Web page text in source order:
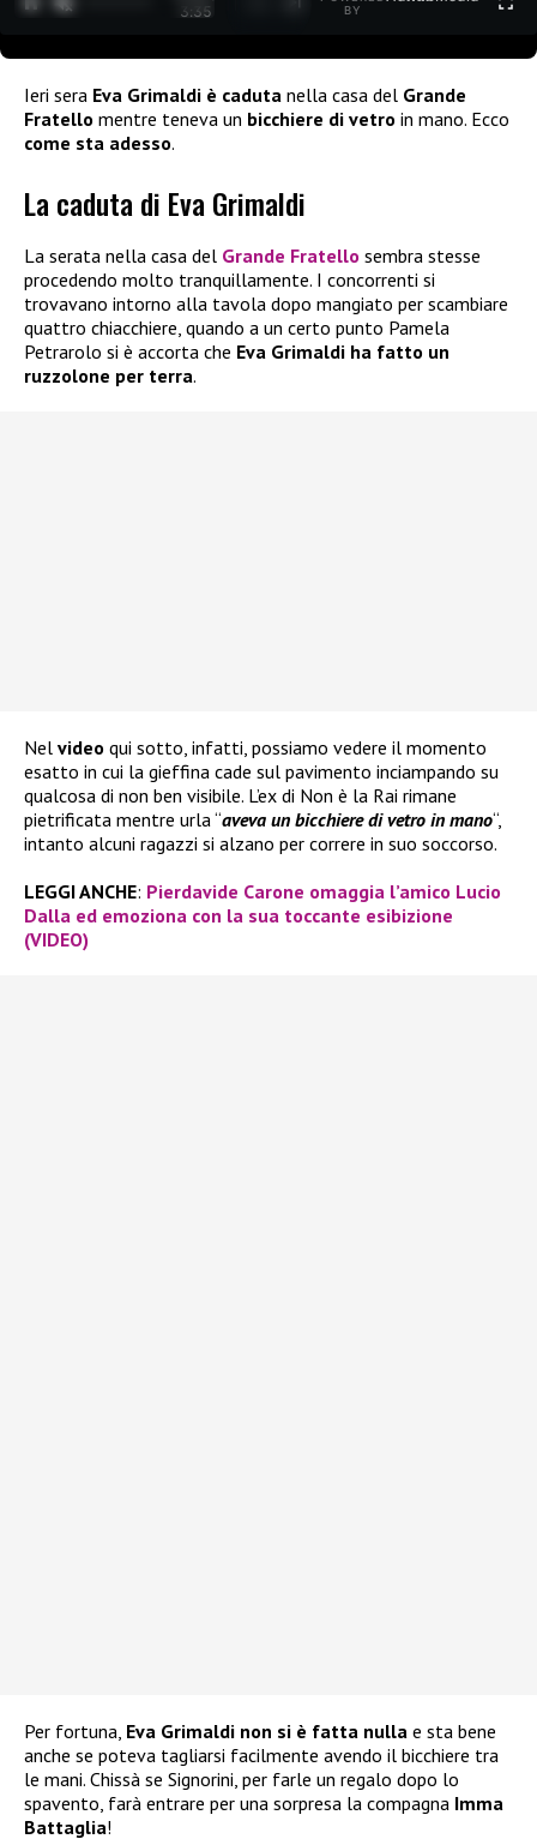
3:35
BY
Ieri sera Eva Grimaldi è caduta nella casa del Grande
Fratello mentre teneva un bicchiere di vetro in mano. Ecco
come sta adesso.
La caduta di Eva Grimaldi
La serata nella casa del Grande Fratello sembra stesse
procedendo molto tranquillamente. I concorrenti si
trovavano intorno alla tavola dopo mangiato per scambiare
quattro chiacchiere, quando a un certo punto Pamela
Petrarolo si è accorta che Eva Grimaldi ha fatto un
ruzzolone per terra.
Nel video qui sotto, infatti, possiamo vedere il momento
esatto in cui la gieffina cade sul pavimento inciampando su
qualcosa di non ben visibile. L’ex di Non è la Rai rimane
pietrificata mentre urla “aveva un bicchiere di vetro in mano“,
intanto alcuni ragazzi si alzano per correre in suo soccorso.
LEGGI ANCHE: Pierdavide Carone omaggia l’amico Lucio
Dalla ed emoziona con la sua toccante esibizione
(VIDEO)
Per fortuna, Eva Grimaldi non si è fatta nulla e sta bene
anche se poteva tagliarsi facilmente avendo il bicchiere tra
le mani. Chissà se Signorini, per farle un regalo dopo lo
spavento, farà entrare per una sorpresa la compagna Imma
Battaglia!